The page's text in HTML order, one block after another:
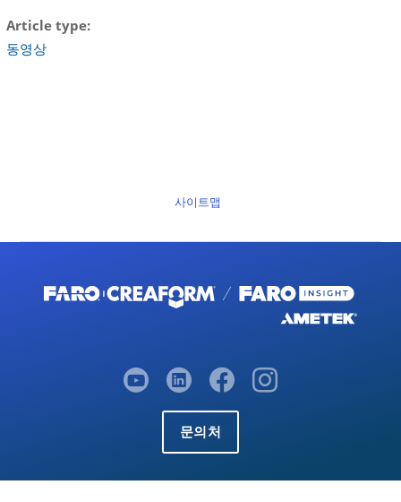
Article type
동영상
사이트맵
문의처